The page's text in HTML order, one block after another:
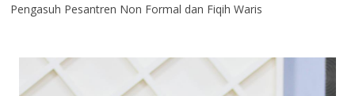
Pengasuh Pesantren Non Formal dan Fiqih Waris